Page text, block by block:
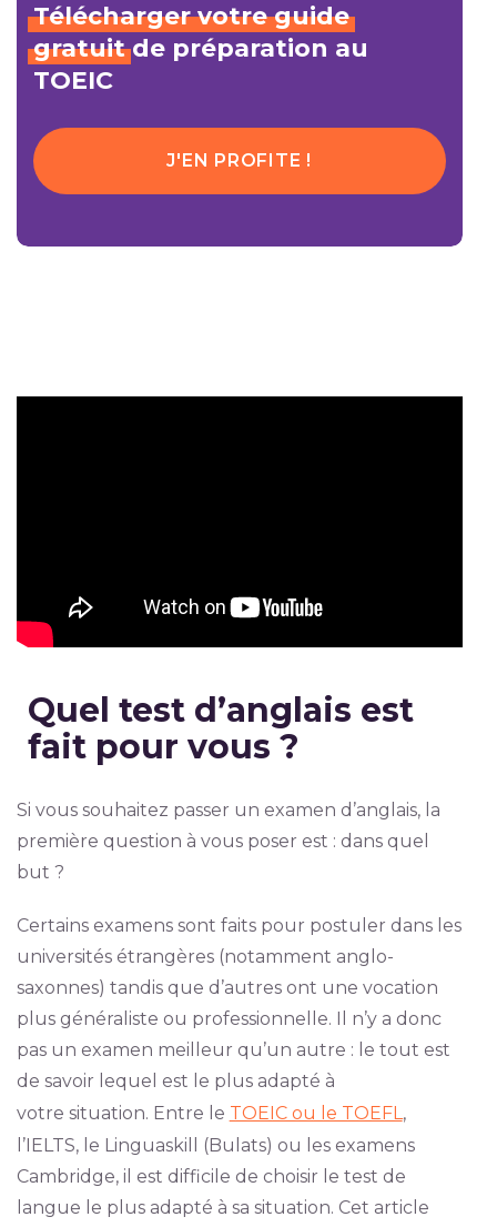
Télécharger votre guide
gratuitde préparation au
TOEIC
J'EN PROFITE !
Quel test d’anglais est
fait pour vous ?
Si vous souhaitez passer un examen d’anglais, la
première question à vous poser est : dans quel
but ?
Certains examens sont faits pour postuler dans les
universités étrangères (notamment anglo-
saxonnes) tandis que d’autres ont une vocation
plus généraliste ou professionnelle. Il n’y a donc
pas un examen meilleur qu’un autre : le tout est
de savoir lequel est le plus adapté à
votre situation. Entre le TOEIC ou le TOEFL,
l’IELTS, le Linguaskill (Bulats) ou les examens
Cambridge, il est difficile de choisir le test de
langue le plus adapté à sa situation. Cet article